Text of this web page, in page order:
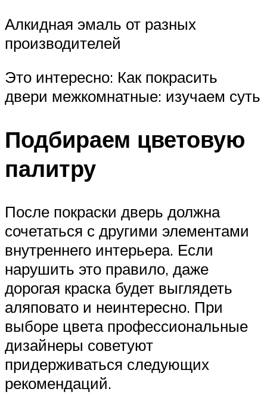
Алкидная эмаль от разных
производителей
Это интересно: Как покрасить
двери межкомнатные: изучаем суть
Подбираем цветовую
палитру
После покраски дверь должна
сочетаться с другими элементами
внутреннего интерьера. Если
нарушить это правило, даже
дорогая краска будет выглядеть
аляповато и неинтересно. При
выборе цвета профессиональные
дизайнеры советуют
придерживаться следующих
рекомендаций.